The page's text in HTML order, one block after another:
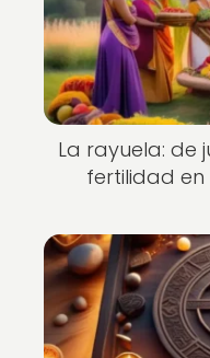
La rayuela: de
fertilidad